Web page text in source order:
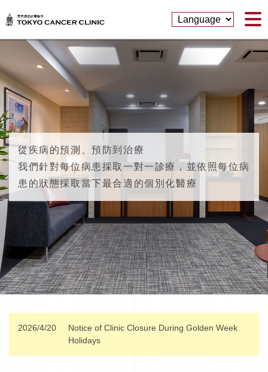
從疾病的預測、預防到治療
我們針對每位病患採取一對一診療， 並依照每位病
患的狀態採取當下最合適的個別化醫療
2026/4/20
Notice of Clinic Closure During Golden Week
Holidays